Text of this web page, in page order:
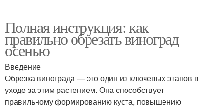
Полная инструкция: как
правильно обрезать виноград
осенью
Введение
Обрезка винограда — это один из ключевых этапов в
уходе за этим растением. Она способствует
правильному формированию куста, повышению